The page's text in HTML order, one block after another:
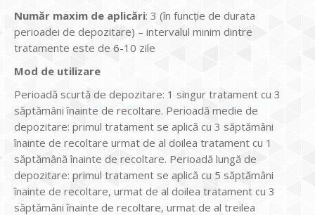
Număr maxim de aplicări: 3 (în funcție de durata
perioadei de depozitare) – intervalul minim dintre
tratamente este de 6-10 zile
Mod de utilizare
Perioadă scurtă de depozitare: 1 singur tratament cu 3
săptămâni înainte de recoltare. Perioadă medie de
depozitare: primul tratament se aplică cu 3 săptămâni
înainte de recoltare urmat de al doilea tratament cu 1
săptămână înainte de recoltare. Perioadă lungă de
depozitare: primul tratament se aplică cu 5 săptămâni
înainte de recoltare, urmat de al doilea tratament cu 3
săptămâni înainte de recoltare, urmat de al treilea